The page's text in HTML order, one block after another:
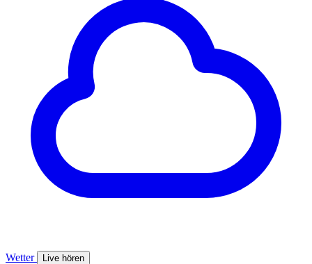
Wetter Live hören